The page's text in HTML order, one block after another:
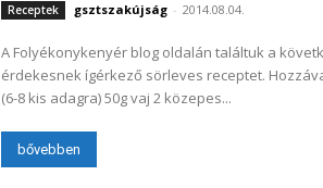
Receptek gsztszakújság - 2014.08.04.
A Folyékonykenyér blog oldalán találtuk a
érdekesnek ígérkező sörleves receptet. Hozzávalók
(6-8 kis adagra) 50g vaj 2 közepes...
bővebben